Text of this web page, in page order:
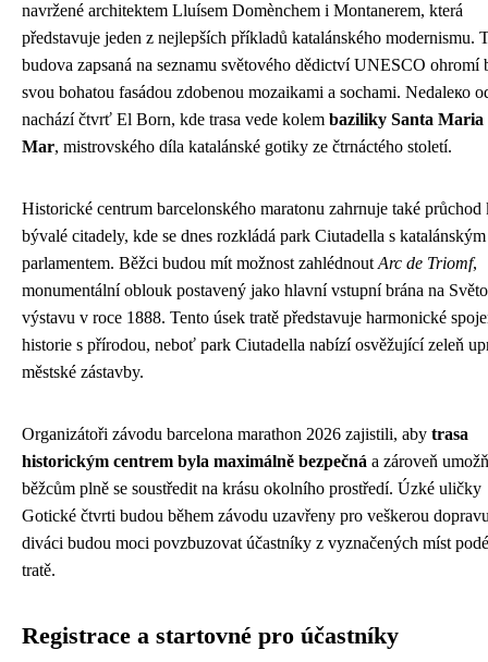
navržené architektem Lluísem Domènchem i Montanerem, která
představuje jeden z nejlepších příkladů katalánského modernismu.
budova zapsaná na seznamu světového dědictví UNESCO ohromí
svou bohatou fasádou zdobenou mozaikami a sochami. Nedaleко
nachází čtvrť El Born, kde trasa vede kolem baziliky Santa Maria
Mar, mistrovského díla katalánské gotiky ze čtrnáctého století.
Historické centrum barcelonského maratonu zahrnuje také průchod
bývalé citadely, kde se dnes rozkládá park Ciutadella s katalánským
parlamentem. Běžci budou mít možnost zahlédnout Arc de Triomf,
monumentální oblouk postavený jako hlavní vstupní brána na
výstavu v roce 1888. Tento úsek tratě představuje harmonické
historie s přírodou, neboť park Ciutadella nabízí osvěžující zeleň
městské zástavby.
Organizátoři závodu barcelona marathon 2026 zajistili, aby trasa
historickým centrem byla maximálně bezpečná a zároveň
běžcům plně se soustředit na krásu okolního prostředí. Úzké uličky
Gotické čtvrti budou během závodu uzavřeny pro veškerou
diváci budou moci povzbuzovat účastníky z vyznačených míst
tratě.
Registrace a startovné pro účastníky